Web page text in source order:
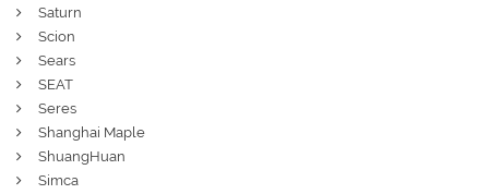
Saturn
Scion
Sears
SEAT
Seres
Shanghai Maple
ShuangHuan
Simca